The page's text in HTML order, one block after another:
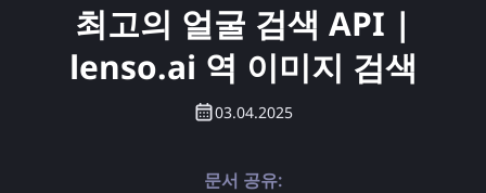
최고의 얼굴 검색 API |
lenso.ai 역 이미지 검색
03.04.2025
문서 공유: